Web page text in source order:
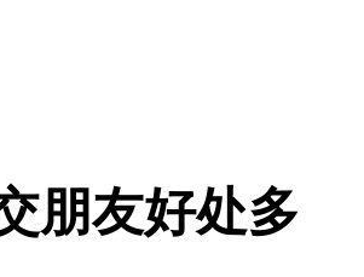
朋友好处多